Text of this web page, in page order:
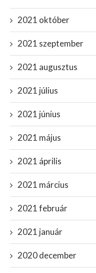
2021 október
2021 szeptember
2021 augusztus
2021 július
2021 június
2021 május
2021 április
2021 március
2021 február
2021 január
2020 december